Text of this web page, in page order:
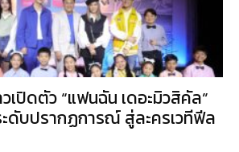
เปิดตัว “แฟนฉัน เดอะมิวสิคัล”
ดับปรากฏการณ์ สู่ละครเวทีฟีล